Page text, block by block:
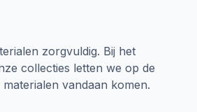
zorgvuldig. Bij het
collecties letten we op de
vandaan komen.